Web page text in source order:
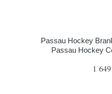
Passau Hockey
Passau Hockey
1